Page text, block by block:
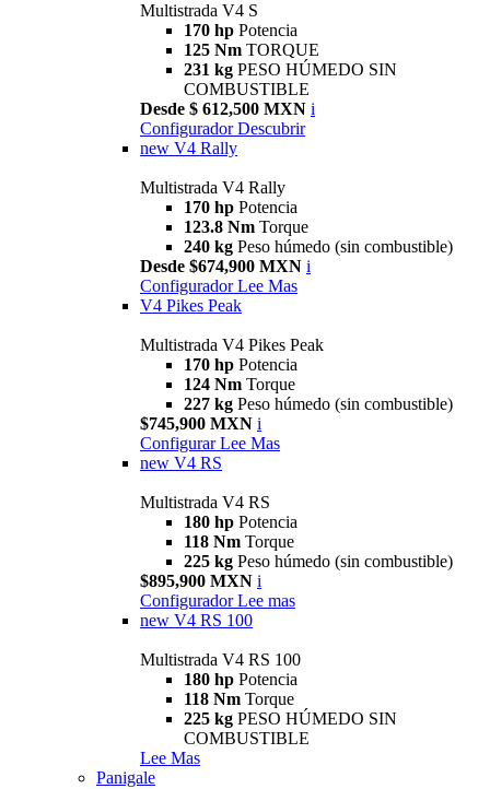
Multistrada V4 S
170 hp Potencia
125 Nm TORQUE
231 kg PESO HÚMEDO SIN
COMBUSTIBLE
Desde $ 612,500 MXN i
Configurador Descubrir
new V4 Rally
Multistrada V4 Rally
170 hp Potencia
123.8 Nm Torque
240 kg Peso húmedo (sin combustible)
Desde $674,900 MXN i
Configurador Lee Mas
V4 Pikes Peak
Multistrada V4 Pikes Peak
170 hp Potencia
124 Nm Torque
227 kg Peso húmedo (sin combustible)
$745,900 MXN i
Configurar Lee Mas
new V4 RS
Multistrada V4 RS
180 hp Potencia
118 Nm Torque
225 kg Peso húmedo (sin combustible)
$895,900 MXN i
Configurador Lee mas
new V4 RS 100
Multistrada V4 RS 100
180 hp Potencia
118 Nm Torque
225 kg PESO HÚMEDO SIN
COMBUSTIBLE
Lee Mas
Panigale